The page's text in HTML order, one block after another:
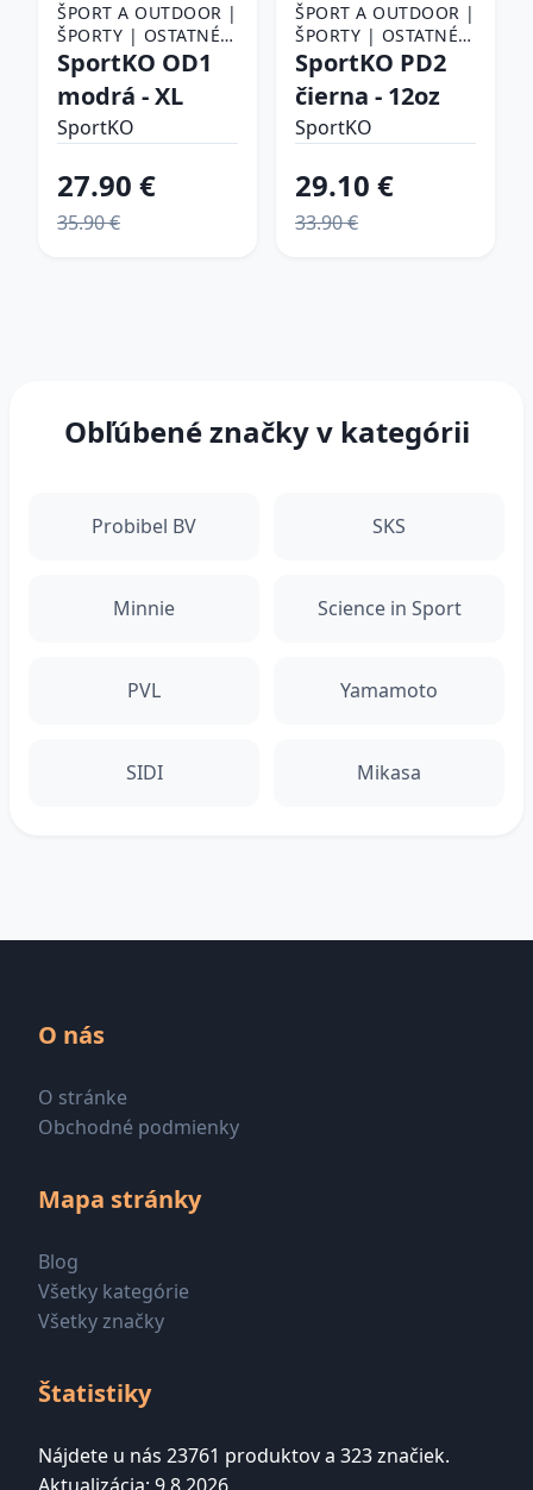
ŠPORT A OUTDOOR |
ŠPORTY | OSTATNÉ
ŠPORTY | BOJOVÉ
ŠPORTY | BOX |
BOXERSKÉ PRILBY
SportKO OD1
modrá - XL
SportKO
27.90 €
35.90 €
ŠPORT A OUTDOOR |
ŠPORTY | OSTATNÉ
ŠPORTY | BOJOVÉ
ŠPORTY | BOX |
BOXERSKÉ RUKAVICE
SportKO PD2
čierna - 12oz
SportKO
29.10 €
33.90 €
Obľúbené značky v kategórii
Probibel BV SKS
Minnie Science in Sport
PVL Yamamoto
SIDI Mikasa
O nás
O stránke
Obchodné podmienky
Mapa stránky
Blog
Všetky kategórie
Všetky značky
Štatistiky
Nájdete u nás 23761 produktov a 323 značiek.